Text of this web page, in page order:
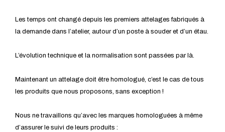
Les temps ont changé depuis les premiers attelages fabriqués à
la demande dans l’atelier, autour d’un poste à souder et d’un étau.
L’évolution technique et la normalisation sont passées par là.
Maintenant un attelage doit être homologué, c’est le cas de tous
les produits que nous proposons, sans exception !
Nous ne travaillons qu’avec les marques homologuées à même
d’assurer le suivi de leurs produits :